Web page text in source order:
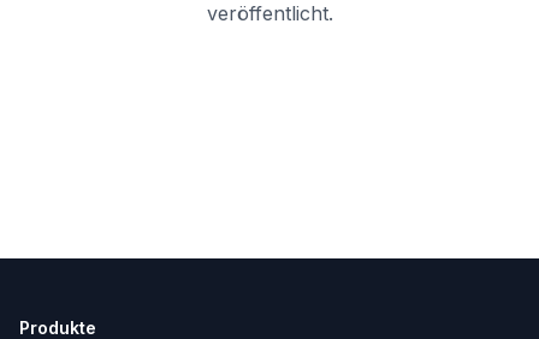
veröffentlicht.
Produkte